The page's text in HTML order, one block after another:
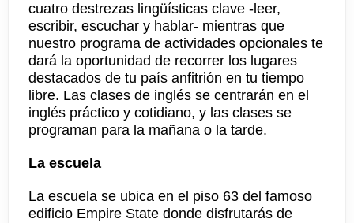
cuatro destrezas lingüísticas clave -leer,
escribir, escuchar y hablar- mientras que
nuestro programa de actividades opcionales te
dará la oportunidad de recorrer los lugares
destacados de tu país anfitrión en tu tiempo
libre. Las clases de inglés se centrarán en el
inglés práctico y cotidiano, y las clases se
programan para la mañana o la tarde.
La escuela
La escuela se ubica en el piso 63 del famoso
edificio Empire State donde disfrutarás de